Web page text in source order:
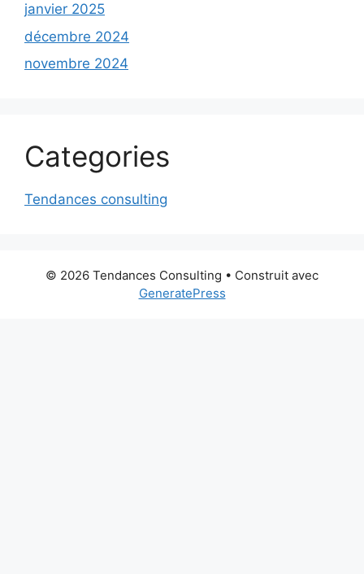
janvier 2025
décembre 2024
novembre 2024
Categories
Tendances consulting
© 2026 Tendances Consulting • Construit avec
GeneratePress